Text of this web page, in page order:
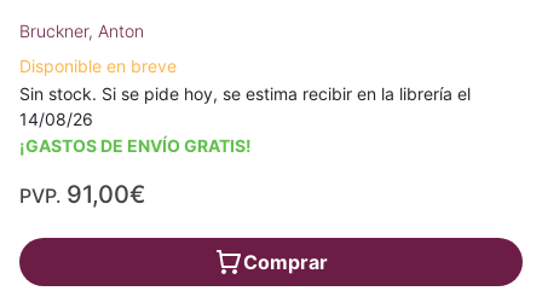
Bruckner, Anton
Disponible en breve
Sin stock. Si se pide hoy, se estima recibir en la librería el
14/08/26
¡GASTOS DE ENVÍO GRATIS!
PVP. 91,00€
Comprar